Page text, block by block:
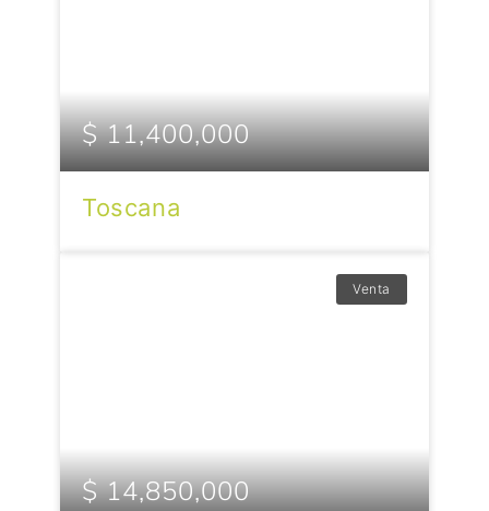
$ 11,400,000
Toscana
Venta
$ 14,850,000